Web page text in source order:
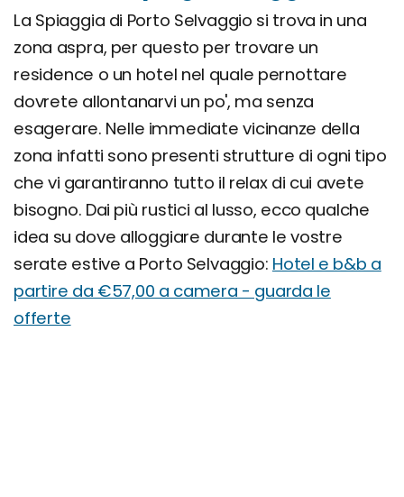
La Spiaggia di Porto Selvaggio si trova in una
zona aspra, per questo per trovare un
residence o un hotel nel quale pernottare
dovrete allontanarvi un po', ma senza
esagerare. Nelle immediate vicinanze della
zona infatti sono presenti strutture di ogni tipo
che vi garantiranno tutto il relax di cui avete
bisogno. Dai più rustici al lusso, ecco qualche
idea su dove alloggiare durante le vostre
serate estive a Porto Selvaggio: Hotel e b&b a
partire da €57,00 a camera - guarda le
offerte